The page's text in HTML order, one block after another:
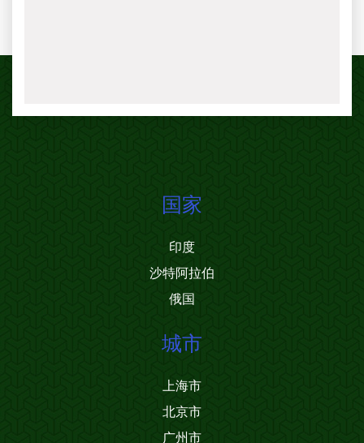
国家
印度
沙特阿拉伯
俄国
城市
上海市
北京市
广州市